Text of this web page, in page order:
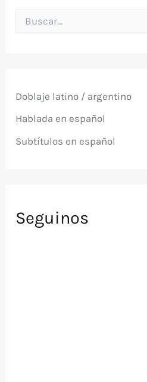
o
:
Doblaje latino / argentino
Hablada en español
Subtítulos en español
Seguinos